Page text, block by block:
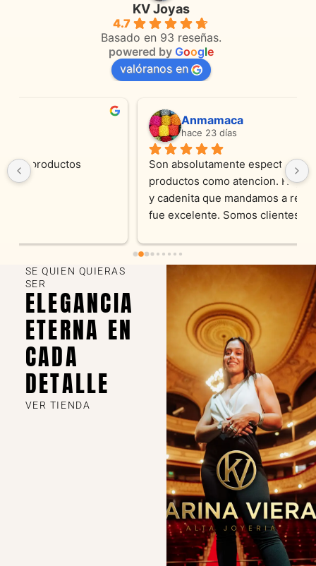
KV Joyas
4.7
Basado en 93 reseñas.
powered by Google
valóranos en
Anmamaca
Son absolutamente espectaculares tanto
productos como atencion. Hoy recibimos alianza
y cadenita que mandamos a reparar, el trabajo
fue excelente. Somos clientes y estamos
SE QUIEN QUIERAS
SER
ELEGANCIA
ETERNA EN
CADA
DETALLE
VER TIENDA